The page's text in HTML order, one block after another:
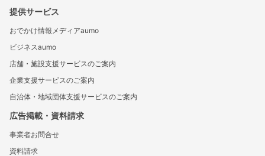
提供サービス
おでかけ情報メディアaumo
ビジネスaumo
店舗・施設支援サービスのご案内
企業支援サービスのご案内
自治体・地域団体支援サービスのご案内
広告掲載・資料請求
事業者お問合せ
資料請求